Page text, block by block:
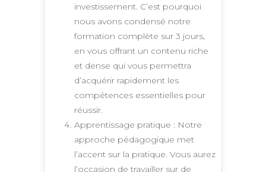
investissement. C’est pourquoi
nous avons condensé notre
formation complète sur 3 jours,
en vous offrant un contenu riche
et dense qui vous permettra
d’acquérir rapidement les
compétences essentielles pour
réussir.
Apprentissage pratique : Notre
approche pédagogique met
l’accent sur la pratique. Vous aurez
l’occasion de travailler sur de